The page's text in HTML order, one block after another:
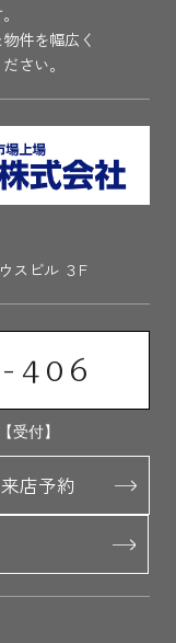
件を幅広く
さい。
スビル ３F
406
受付】
来店予約